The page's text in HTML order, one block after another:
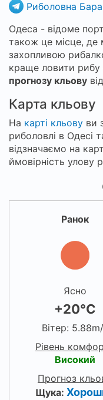
Риболовна
Одеса - відоме
також це місце, де
захопливою
краще ловити рибу
прогнозу кльову
Карта кльову
На карті кльову ви
риболовлі в Одесі
відзначаємо на
ймовірність улову
Ранок
Ясно
+20°C
Вітер:
Рівень
Високий
Прогноз
Щука: